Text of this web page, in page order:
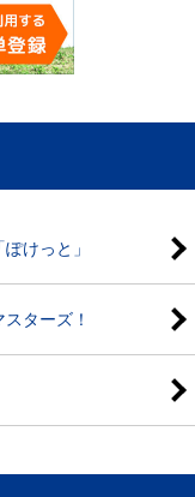
けっと」
ターズ！